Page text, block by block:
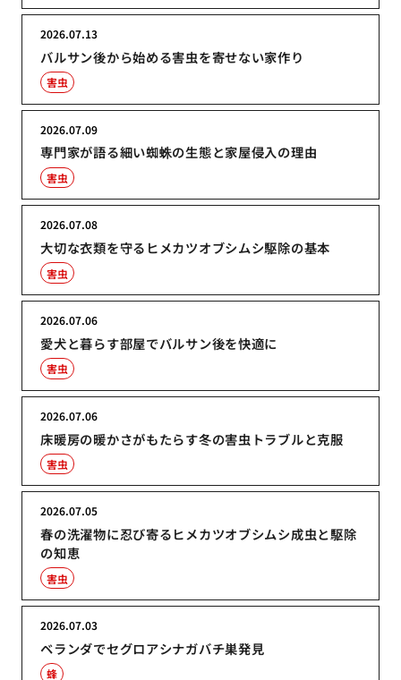
バルサン後から始める害虫を寄せない家作り
2026.07.13
害虫
専門家が語る細い蜘蛛の生態と家屋侵入の理由
2026.07.09
害虫
大切な衣類を守るヒメカツオブシムシ駆除の基本
2026.07.08
害虫
愛犬と暮らす部屋でバルサン後を快適に
2026.07.06
害虫
床暖房の暖かさがもたらす冬の害虫トラブルと克服
2026.07.06
害虫
春の洗濯物に忍び寄るヒメカツオブシムシ成虫と駆除
の知恵
2026.07.05
害虫
ベランダでセグロアシナガバチ巣発見
2026.07.03
蜂